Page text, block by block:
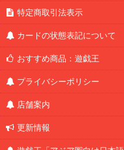
特定商取引法表示
カードの状態表記について
おすすめ商品：遊戯王
プライバシーポリシー
店舗案内
更新情報